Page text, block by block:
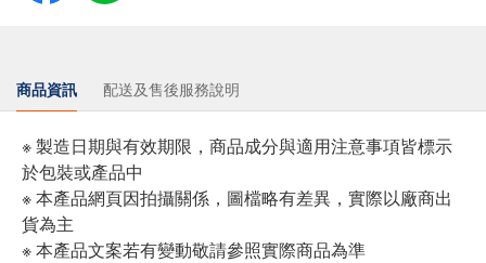
商品資訊 配送及售後服務說明
※ 製造日期與有效期限，商品成分與適用注意事項皆標示
於包裝或產品中
※ 本產品網頁因拍攝關係，圖檔略有差異，實際以廠商出
貨為主
※ 本產品文案若有變動敬請參照實際商品為準